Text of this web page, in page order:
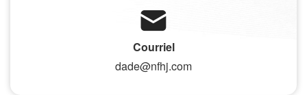
Courriel
dade@nfhj.com